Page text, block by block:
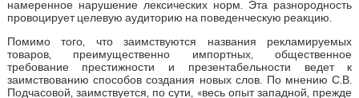
намеренное нарушение лексических норм. Эта разнородность
провоцирует целевую аудиторию на поведенческую реакцию.
Помимо того, что заимствуются названия рекламируемых
товаров, преимущественно импортных, общественное
требование престижности и презентабельности ведет к
заимствованию способов создания новых слов. По мнению С.В.
Подчасовой, заимствуется, по сути, «весь опыт западной, прежде